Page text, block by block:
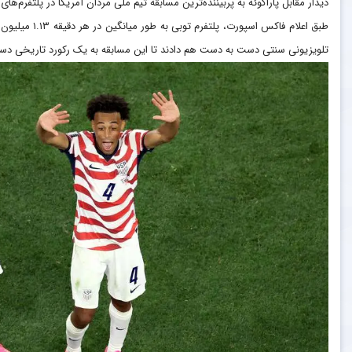
طبق اعلام
تلویزیونی سنتی دست به دست هم دادند تا این مسابقه به یک رکورد تاریخی